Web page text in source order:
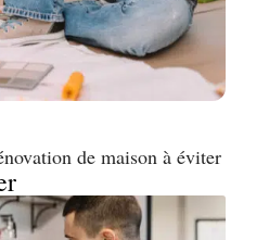
de maison à éviter